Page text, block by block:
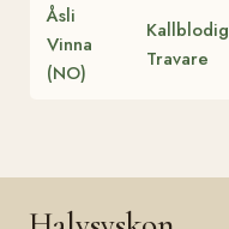
Åsli
Vinna
(NO)
Kallblodig
Travare